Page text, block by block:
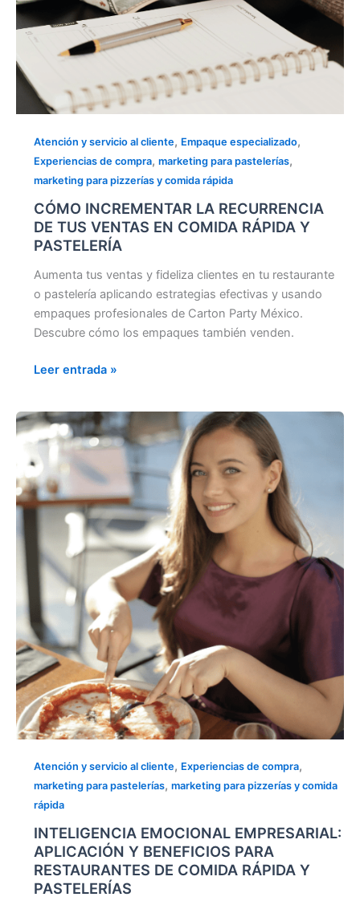
Atención y servicio al cliente, Empaque especializado,
Experiencias de compra, marketing para pastelerías,
marketing para pizzerías y comida rápida
CÓMO INCREMENTAR LA RECURRENCIA
DE TUS VENTAS EN COMIDA RÁPIDA Y
PASTELERÍA
Aumenta tus ventas y fideliza clientes en tu restaurante
o pastelería aplicando estrategias efectivas y usando
empaques profesionales de Carton Party México.
Descubre cómo los empaques también venden.
PASTELERÍA
Leer entrada »
Atención y servicio al cliente, Experiencias de compra,
marketing para pastelerías, marketing para pizzerías y comida
rápida
INTELIGENCIA EMOCIONAL EMPRESARIAL:
APLICACIÓN Y BENEFICIOS PARA
RESTAURANTES DE COMIDA RÁPIDA Y
PASTELERÍAS
INTELIGENCIA
EMOCIONAL
EMPRESARIAL:
APLICACIÓN
Y
BENEFICIOS
RESTAURANTES
COMIDA
Y
PASTELERÍAS